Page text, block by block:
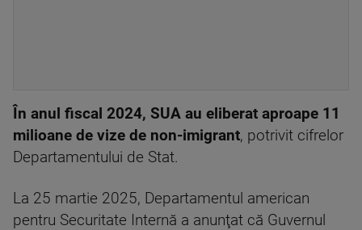
În anul fiscal 2024, SUA au eliberat aproape 11
milioane de vize de non-imigrant, potrivit cifrelor
Departamentului de Stat.
La 25 martie 2025, Departamentul american
pentru Securitate Internă a anunţat că Guvernul